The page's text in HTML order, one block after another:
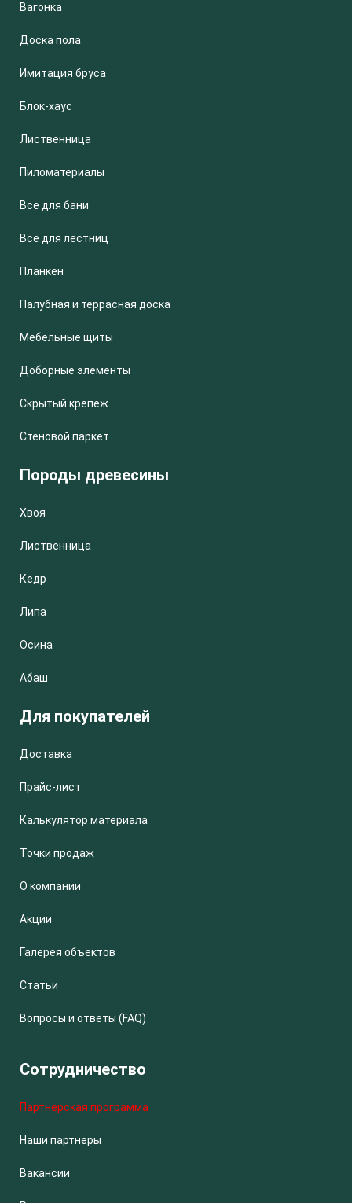
Вагонка
Доска пола
Имитация бруса
Блок-хаус
Лиственница
Пиломатериалы
Все для бани
Все для лестниц
Планкен
Палубная и террасная доска
Мебельные щиты
Доборные элементы
Скрытый крепёж
Стеновой паркет
Породы древесины
Хвоя
Лиственница
Кедр
Липа
Осина
Абаш
Для покупателей
Доставка
Прайс-лист
Калькулятор материала
Точки продаж
О компании
Акции
Галерея объектов
Статьи
Вопросы и ответы (FAQ)
Сотрудничество
Партнерская программа
Наши партнеры
Вакансии